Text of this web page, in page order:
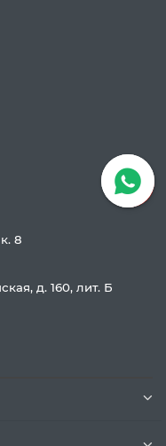
8
д. 160, лит. Б